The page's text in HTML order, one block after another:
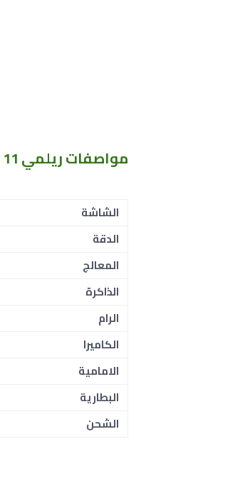
مواصفات ريلمي Realme 11
الشاشة
الدقة
المعالج
الذاكرة
الرام
الكاميرا
الامامية
البطارية
الشحن